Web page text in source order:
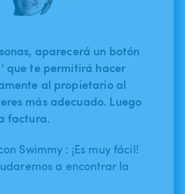
aparecerá un botón
que te permitirá hacer
al propietario al
más adecuado. Luego
factura.
Swimmy : ¡Es muy fácil!
a encontrar la